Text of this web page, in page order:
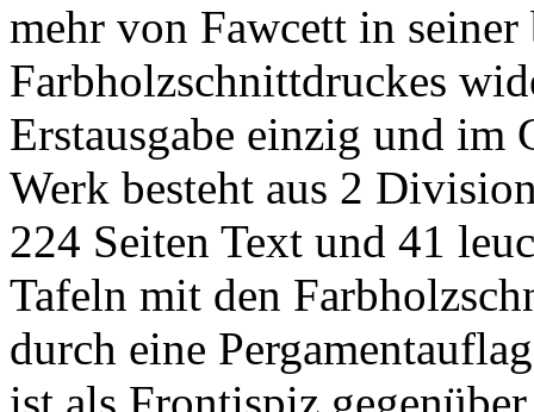
mehr von Fawcett in seiner
Farbholzschnittdruckes
Erstausgabe einzig und
Werk besteht aus 2
224 Seiten Text und 41
Tafeln mit den
durch eine